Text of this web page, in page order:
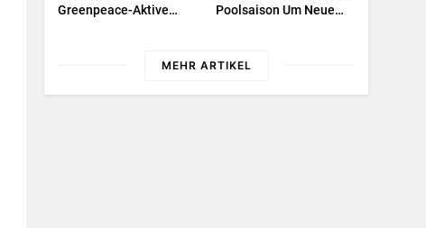
Greenpeace-Aktive
Wiederaufbau Der
Poolsaison Um Neue
Noch Effizienter Und
MEHR ARTIKEL